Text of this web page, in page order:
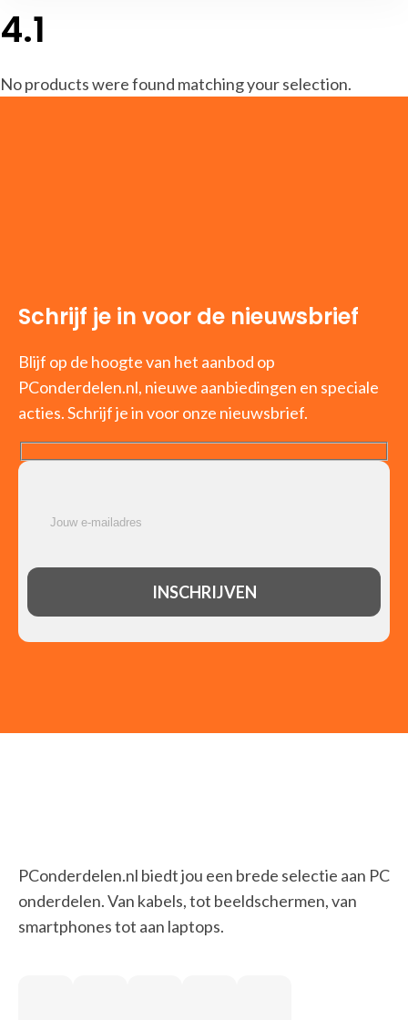
4.1
No products were found matching your selection.
Schrijf je in voor de nieuwsbrief
Blijf op de hoogte van het aanbod op
PConderdelen.nl, nieuwe aanbiedingen en speciale
acties. Schrijf je in voor onze nieuwsbrief.
PConderdelen.nl biedt jou een brede selectie aan PC
onderdelen. Van kabels, tot beeldschermen, van
smartphones tot aan laptops.